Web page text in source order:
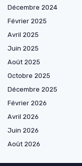
Décembre 2024
Février 2025
Avril 2025
Juin 2025
Août 2025
Octobre 2025
Décembre 2025
Février 2026
Avril 2026
Juin 2026
Août 2026